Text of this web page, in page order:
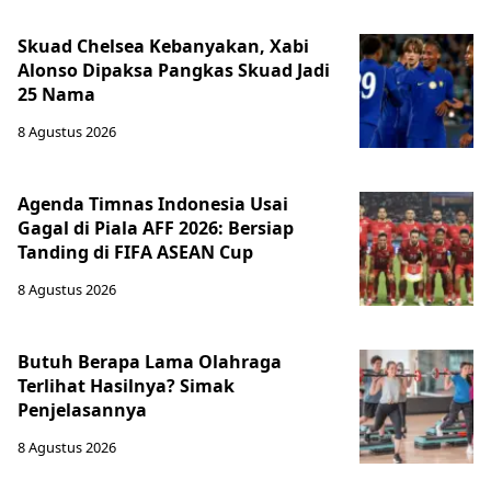
Skuad Chelsea Kebanyakan, Xabi
Alonso Dipaksa Pangkas Skuad Jadi
25 Nama
8 Agustus 2026
Agenda Timnas Indonesia Usai
Gagal di Piala AFF 2026: Bersiap
Tanding di FIFA ASEAN Cup
8 Agustus 2026
Butuh Berapa Lama Olahraga
Terlihat Hasilnya? Simak
Penjelasannya
8 Agustus 2026